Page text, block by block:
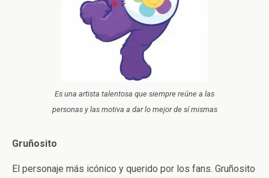
Es una artista talentosa que siempre reúne a las
personas y las motiva a dar lo mejor de sí mismas
Gruñosito
El personaje más icónico y querido por los fans. Gruñosito